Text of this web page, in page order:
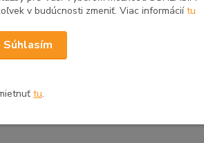
v budúcnosti zmeniť. Viac informáciítu
Súhlasím
tu.